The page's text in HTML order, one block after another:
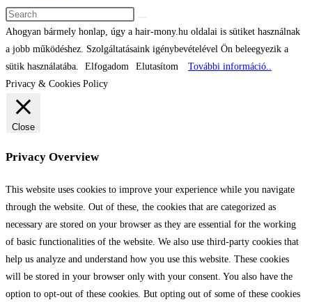
Ahogyan bármely honlap, úgy a hair-mony.hu oldalai is sütiket használnak
a jobb működéshez. Szolgáltatásaink igénybevételével Ön beleegyezik a
sütik használatába.
Elfogadom Elutasítom
További információ..
Privacy & Cookies Policy
Close
Privacy Overview
This website uses cookies to improve your experience while you navigate
through the website. Out of these, the cookies that are categorized as
necessary are stored on your browser as they are essential for the working
of basic functionalities of the website. We also use third-party cookies that
help us analyze and understand how you use this website. These cookies
will be stored in your browser only with your consent. You also have the
option to opt-out of these cookies. But opting out of some of these cookies